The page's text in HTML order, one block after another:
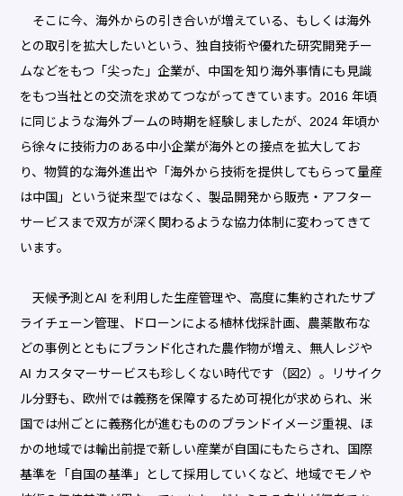
そこに今、海外からの引き合いが増えている、もしくは海外
との取引を拡大したいという、独自技術や優れた研究開発チー
ムなどをもつ「尖った」企業が、中国を知り海外事情にも見識
をもつ当社との交流を求めてつながってきています。2016 年頃
に同じような海外ブームの時期を経験しましたが、2024 年頃か
ら徐々に技術力のある中小企業が海外との接点を拡大してお
り、物質的な海外進出や「海外から技術を提供してもらって量産
は中国」という従来型ではなく、製品開発から販売・アフター
サービスまで双方が深く関わるような協力体制に変わってきて
います。
天候予測とAI を利用した生産管理や、高度に集約されたサプ
ライチェーン管理、ドローンによる植林伐採計画、農薬散布な
どの事例とともにブランド化された農作物が増え、無人レジや
AI カスタマーサービスも珍しくない時代です（図2）。リサイク
ル分野も、欧州では義務を保障するため可視化が求められ、米
国では州ごとに義務化が進むもののブランドイメージ重視、ほ
かの地域では輸出前提で新しい産業が自国にもたらされ、国際
基準を「自国の基準」として採用していくなど、地域でモノや